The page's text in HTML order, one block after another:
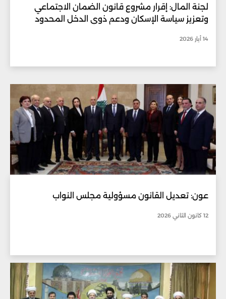
لجنة المال: إقرار مشروع قانون الضمان الاجتماعي
وتعزيز سياسة الإسكان ودعم ذوي الدخل المحدود
14 أيار 2026
عون: تعديل القانون مسؤولية مجلس النواب
12 كانون الثاني 2026